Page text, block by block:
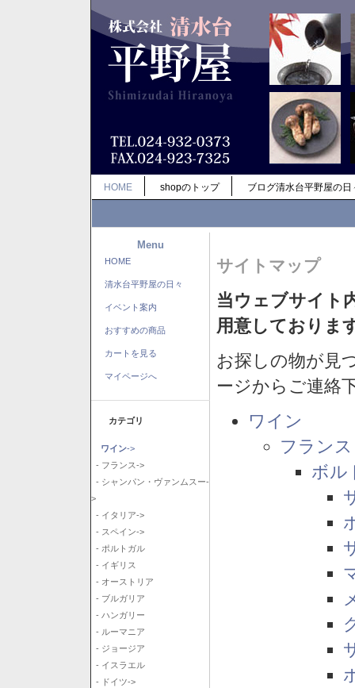
HOME shopのトップ ブログ清水台平野屋の日
Menu
HOME
清水台平野屋の日々
イベント案内
おすすめの商品
カートを見る
マイページへ
カテゴリ
ワイン->
- フランス->
- シャンパン・ヴァンムスー-
>
- イタリア->
- スペイン->
- ポルトガル
- イギリス
- オーストリア
- ブルガリア
- ハンガリー
- ルーマニア
- ジョージア
- イスラエル
- ドイツ->
サイトマップ
当ウェブサイト
用意しておりま
お探しの物が見
ージからご連絡
ワイン
フランス
ボル